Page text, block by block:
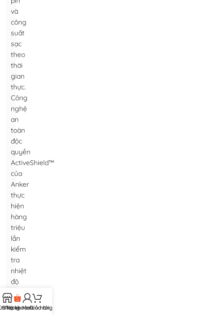
và
công
suất
sạc
theo
thời
gian
thực.
Công
nghệ
an
toàn
độc
quyền
ActiveShield™
của
Anker
thực
hiện
hàng
triệu
lần
kiểm
tra
nhiệt
độ
mỗi
ngày,
hàng
Shopee Mall
Tài khoản của tôi
Giỏ hàng